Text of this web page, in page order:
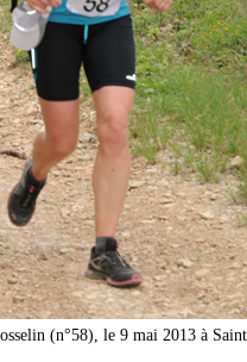
(n°58), le 9 mai 2013 à